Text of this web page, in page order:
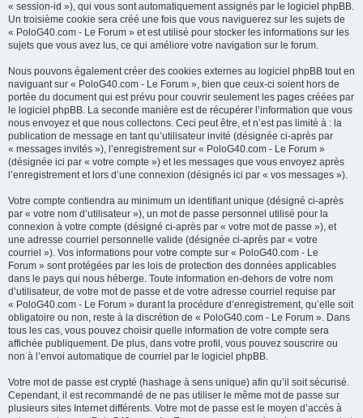
« session-id »), qui vous sont automatiquement assignés par le logiciel phpBB.
Un troisième cookie sera créé une fois que vous naviguerez sur les sujets de
« PoloG40.com - Le Forum » et est utilisé pour stocker les informations sur les
sujets que vous avez lus, ce qui améliore votre navigation sur le forum.
Nous pouvons également créer des cookies externes au logiciel phpBB tout en
naviguant sur « PoloG40.com - Le Forum », bien que ceux-ci soient hors de
portée du document qui est prévu pour couvrir seulement les pages créées par
le logiciel phpBB. La seconde manière est de récupérer l’information que vous
nous envoyez et que nous collectons. Ceci peut être, et n’est pas limité à : la
publication de message en tant qu’utilisateur invité (désignée ci-après par
« messages invités »), l’enregistrement sur « PoloG40.com - Le Forum »
(désignée ici par « votre compte ») et les messages que vous envoyez après
l’enregistrement et lors d’une connexion (désignés ici par « vos messages »).
Votre compte contiendra au minimum un identifiant unique (désigné ci-après
par « votre nom d’utilisateur »), un mot de passe personnel utilisé pour la
connexion à votre compte (désigné ci-après par « votre mot de passe »), et
une adresse courriel personnelle valide (désignée ci-après par « votre
courriel »). Vos informations pour votre compte sur « PoloG40.com - Le
Forum » sont protégées par les lois de protection des données applicables
dans le pays qui nous héberge. Toute information en-dehors de votre nom
d’utilisateur, de votre mot de passe et de votre adresse courriel requise par
« PoloG40.com - Le Forum » durant la procédure d’enregistrement, qu’elle soit
obligatoire ou non, reste à la discrétion de « PoloG40.com - Le Forum ». Dans
tous les cas, vous pouvez choisir quelle information de votre compte sera
affichée publiquement. De plus, dans votre profil, vous pouvez souscrire ou
non à l’envoi automatique de courriel par le logiciel phpBB.
Votre mot de passe est crypté (hashage à sens unique) afin qu’il soit sécurisé.
Cependant, il est recommandé de ne pas utiliser le même mot de passe sur
plusieurs sites Internet différents. Votre mot de passe est le moyen d’accès à